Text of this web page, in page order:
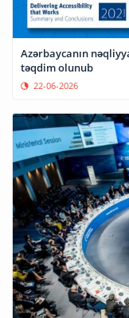
Azərbaycanın
təqdim olunub
22-06-2026